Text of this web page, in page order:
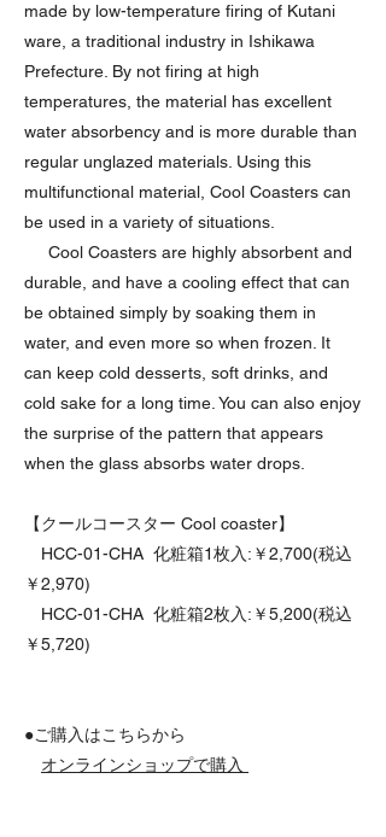
made by low-temperature firing of Kutani
ware, a traditional industry in Ishikawa
Prefecture. By not firing at high
temperatures, the material has excellent
water absorbency and is more durable than
regular unglazed materials. Using this
multifunctional material, Cool Coasters can
be used in a variety of situations.
Cool Coasters are highly absorbent and
durable, and have a cooling effect that can
be obtained simply by soaking them in
water, and even more so when frozen. It
can keep cold desserts, soft drinks, and
cold sake for a long time. You can also enjoy
the surprise of the pattern that appears
when the glass absorbs water drops.
【クールコースター Cool coaster】
HCC-01-CHA 化粧箱1枚入:￥2,700(税込
￥2,970)
HCC-01-CHA 化粧箱2枚入:￥5,200(税込
￥5,720)
●ご購入はこちらから
オンラインショップで購入